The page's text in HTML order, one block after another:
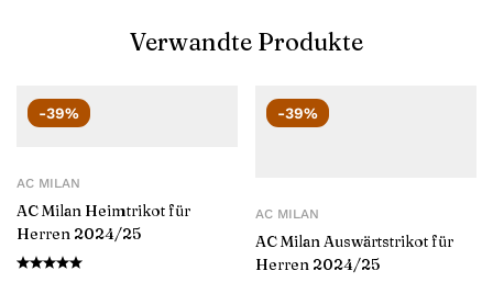
Verwandte Produkte
-39%
AC MILAN
AC Milan Heimtrikot für
Herren 2024/25
-39%
AC MILAN
AC Milan Auswärtstrikot für
Herren 2024/25